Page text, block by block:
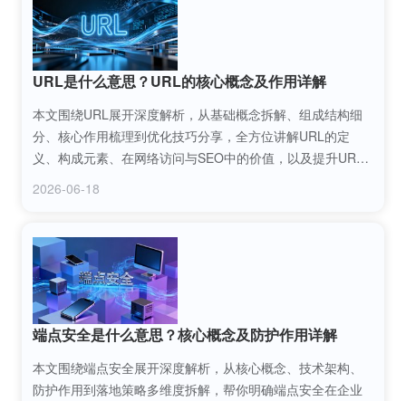
URL是什么意思？URL的核心概念及作用详解
本文围绕URL展开深度解析，从基础概念拆解、组成结构细
分、核心作用梳理到优化技巧分享，全方位讲解URL的定
义、构成元素、在网络访问与SEO中的价值，以及提升URL
2026-06-18
端点安全是什么意思？核心概念及防护作用详解
本文围绕端点安全展开深度解析，从核心概念、技术架构、
防护作用到落地策略多维度拆解，帮你明确端点安全在企业